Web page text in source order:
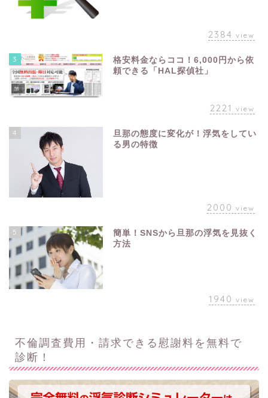
2384 view
3
格安料金ならココ！6,000円から依
頼できる「HAL探偵社」
2221 view
4
旦那の態度に変化が！浮気をしてい
る男の特徴
2000 view
5
簡単！SNSから旦那の浮気を見抜く
方法
1940 view
不倫調査費用・請求できる慰謝料を無料で
診断！